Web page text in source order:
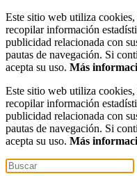
Este sitio web utiliza
recopilar información
publicidad relacionada con
pautas de navegación. Si
acepta su uso. Más
Este sitio web utiliza
recopilar información
publicidad relacionada con
pautas de navegación. Si
acepta su uso. Más